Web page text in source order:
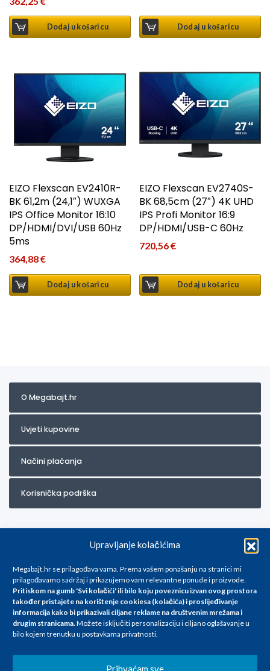
Upravljanje kolačićima
Megabajt.hr se prilagođava vama. Prema vašem ponašanju na stranici mi
prilagođavamo sadržaj i prikazujemo vam relevantne ponude i proizvode.
Pritiskom na gumb 'Svi kolačići' ili bilo koju poveznicu izvan ovog prostora
također pristajete na korištenje cookiesa (kolačića) i proslijeđivanje
informacija kako bi prikazivali ciljane reklame na društvenim mrežama i
drugim stranicama.Možete isključiti personalizaciju i ciljano oglašavanje u
bilo kojem trenutku u postavkama privatnosti.
Prihvaćam sve
Dodaj u košaricu Dodaj u košaricu
EIZO Flexscan EV2410R-
BK 61,2m (24,1″) WUXGA
IPS Office Monitor 16:10
DP/HDMI/DVI/USB 60Hz
5ms
364,88€
Dodaj u košaricu
EIZO Flexscan EV2740S-
BK 68,5cm (27″) 4K UHD
IPS Profi Monitor 16:9
DP/HDMI/USB-C 60Hz
720,56€
Dodaj u košaricu
O Megabajt.hr
Uvjeti kupovine
Načini plaćanja
Korisnička podrška
Za artikle kojih trenutno nema u ponudi obratite nam se na
info@megabajt.hr. Sve cijene su informativnog karaktera i podložne su
promjenama, a
iskazane su za avansno plaćanje(gotovina) u Eurima i uključuju PDV. Sve
se razlikovati od cijena u našim poslovnicama. Trudimo se dati što bolji
i točniji opis i sliku. Unatoč tome, ne možemo garantirati da su svi